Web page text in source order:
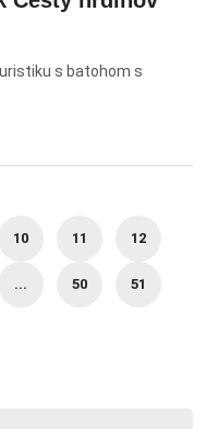
s batohom s
10 11 12
... 50 51